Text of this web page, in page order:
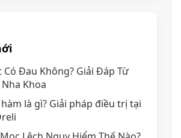
Có Đau Không? Giải Đáp Từ
Khoa
là gì? Giải pháp điều trị tại